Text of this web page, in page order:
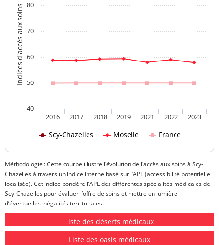
Indices d'accès aux soins
Scy-Chazelles Moselle France
2016 2017 2018 2019 2021 2022 2023
40
50
60
70
80
Méthodologie : Cette courbe illustre l’évolution de l’accès aux soins à Scy-
Chazelles à travers un indice interne basé sur l’APL (accessibilité potentielle
localisée). Cet indice pondère l'APL des différentes spécialités médicales de
Scy-Chazelles pour évaluer l’offre de soins et mettre en lumière
d’éventuelles inégalités territoriales.
Liste des déserts médicaux
Liste des oasis médicaux